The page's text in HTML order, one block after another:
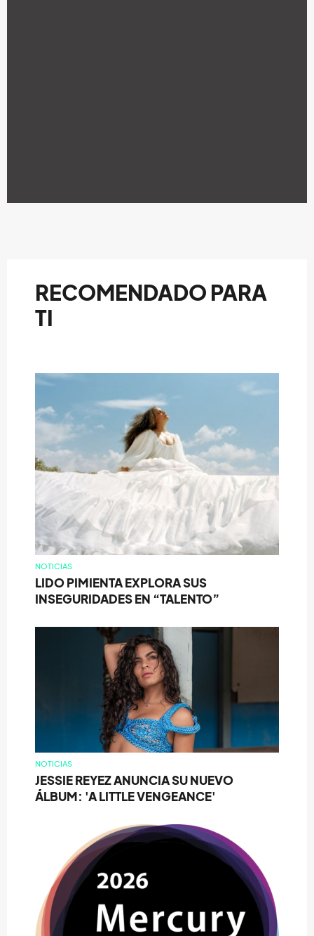
RECOMENDADO PARA
TI
NOTICIAS
LIDO PIMIENTA EXPLORA SUS
INSEGURIDADES EN “TALENTO”
NOTICIAS
JESSIE REYEZ ANUNCIA SU NUEVO
ÁLBUM: 'A LITTLE VENGEANCE'